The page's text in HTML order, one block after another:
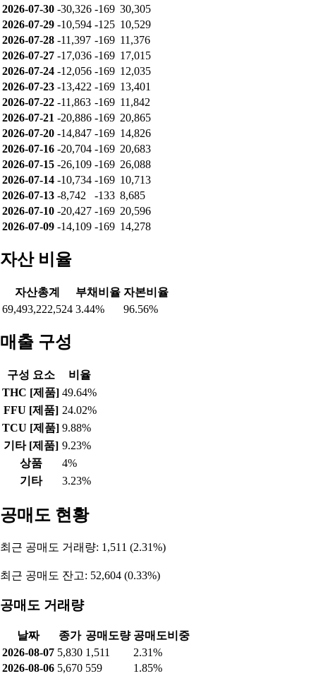
2026-07-30 -30,326 -169 30,305
2026-07-29 -10,594 -125 10,529
2026-07-28 -11,397 -169 11,376
2026-07-27 -17,036 -169 17,015
2026-07-24 -12,056 -169 12,035
2026-07-23 -13,422 -169 13,401
2026-07-22 -11,863 -169 11,842
2026-07-21 -20,886 -169 20,865
2026-07-20 -14,847 -169 14,826
2026-07-16 -20,704 -169 20,683
2026-07-15 -26,109 -169 26,088
2026-07-14 -10,734 -169 10,713
2026-07-13 -8,742 -133 8,685
2026-07-10 -20,427 -169 20,596
2026-07-09 -14,109 -169 14,278
자산 비율
자산총계 부채비율 자본비율
69,493,222,524 3.44% 96.56%
매출 구성
구성 요소
비율
THC [제품] 49.64%
FFU [제품] 24.02%
TCU [제품] 9.88%
기타 [제품] 9.23%
상품
4%
기타
3.23%
공매도 현황
최근 공매도 거래량: 1,511 (2.31%)
최근 공매도 잔고: 52,604 (0.33%)
공매도 거래량
날짜 종가 공매도량 공매도비중
2026-08-07 5,830 1,511
2.31%
2026-08-06 5,670 559
1.85%